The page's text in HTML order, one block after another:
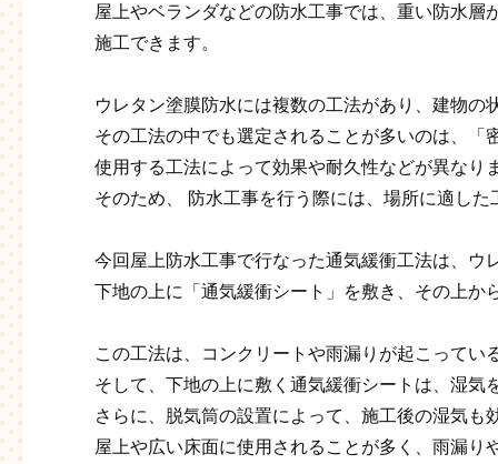
屋上やベランダなどの防水工事では、重い防水
施工できます。
ウレタン塗膜防水には複数の工法があり、建物
その工法の中でも選定されることが多いのは、
使用する工法によって効果や耐久性などが異な
そのため、 防水工事を行う際には、場所に適し
今回屋上防水工事で行なった通気緩衝工法は、
下地の上に「通気緩衝シート」を敷き、その上
この工法は、コンクリートや雨漏りが起こって
そして、下地の上に敷く通気緩衝シートは、湿
さらに、脱気筒の設置によって、施工後の湿気
屋上や広い床面に使用されることが多く、雨漏り